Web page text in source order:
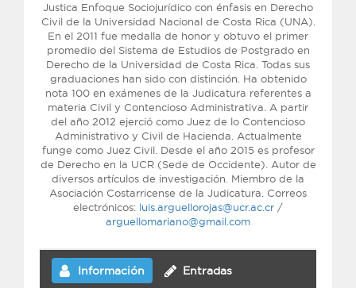
Justica Enfoque Sociojurídico con énfasis en Derecho
Civil de la Universidad Nacional de Costa Rica (UNA).
En el 2011 fue medalla de honor y obtuvo el primer
promedio del Sistema de Estudios de Postgrado en
Derecho de la Universidad de Costa Rica. Todas sus
graduaciones han sido con distinción. Ha obtenido
nota 100 en exámenes de la Judicatura referentes a
materia Civil y Contencioso Administrativa. A partir
del año 2012 ejerció como Juez de lo Contencioso
Administrativo y Civil de Hacienda. Actualmente
funge como Juez Civil. Desde el año 2015 es profesor
de Derecho en la UCR (Sede de Occidente). Autor de
diversos artículos de investigación. Miembro de la
Asociación Costarricense de la Judicatura. Correos
electrónicos: luis.arguellorojas@ucr.ac.cr /
arguellomariano@gmail.com
Información
Entradas